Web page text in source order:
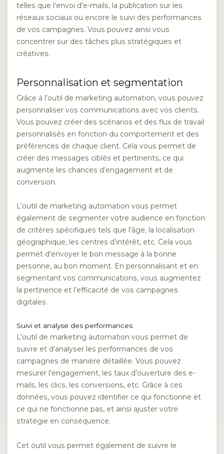
telles que l’envoi d’e-mails, la publication sur les
réseaux sociaux ou encore le suivi des performances
de vos campagnes. Vous pouvez ainsi vous
concentrer sur des tâches plus stratégiques et
créatives.
Personnalisation et segmentation
Grâce à l’outil de marketing automation, vous pouvez
personnaliser vos communications avec vos clients.
Vous pouvez créer des scénarios et des flux de travail
personnalisés en fonction du comportement et des
préférences de chaque client. Cela vous permet de
créer des messages ciblés et pertinents, ce qui
augmente les chances d’engagement et de
conversion.
L’outil de marketing automation vous permet
également de segmenter votre audience en fonction
de critères spécifiques tels que l’âge, la localisation
géographique, les centres d’intérêt, etc. Cela vous
permet d’envoyer le bon message à la bonne
personne, au bon moment. En personnalisant et en
segmentant vos communications, vous augmentez
la pertinence et l’efficacité de vos campagnes
digitales.
Suivi et analyse des performances
L’outil de marketing automation vous permet de
suivre et d’analyser les performances de vos
campagnes de manière détaillée. Vous pouvez
mesurer l’engagement, les taux d’ouverture des e-
mails, les clics, les conversions, etc. Grâce à ces
données, vous pouvez identifier ce qui fonctionne et
ce qui ne fonctionne pas, et ainsi ajuster votre
stratégie en conséquence.
Cet outil vous permet également de suivre le